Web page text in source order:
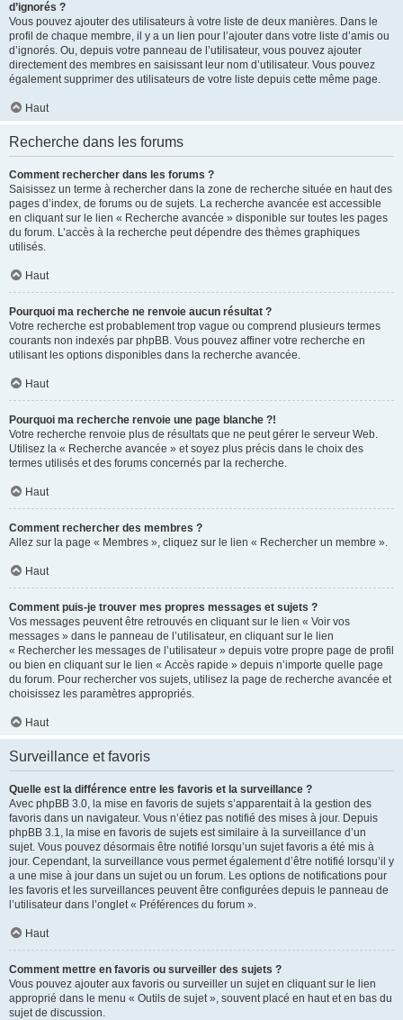
d’ignorés ?
Vous pouvez ajouter des utilisateurs à votre liste de deux manières. Dans le
profil de chaque membre, il y a un lien pour l’ajouter dans votre liste d’amis ou
d’ignorés. Ou, depuis votre panneau de l’utilisateur, vous pouvez ajouter
directement des membres en saisissant leur nom d’utilisateur. Vous pouvez
également supprimer des utilisateurs de votre liste depuis cette même page.
Haut
Recherche dans les forums
Comment rechercher dans les forums ?
Saisissez un terme à rechercher dans la zone de recherche située en haut des
pages d’index, de forums ou de sujets. La recherche avancée est accessible
en cliquant sur le lien « Recherche avancée » disponible sur toutes les pages
du forum. L’accès à la recherche peut dépendre des thèmes graphiques
utilisés.
Haut
Pourquoi ma recherche ne renvoie aucun résultat ?
Votre recherche est probablement trop vague ou comprend plusieurs termes
courants non indexés par phpBB. Vous pouvez affiner votre recherche en
utilisant les options disponibles dans la recherche avancée.
Haut
Pourquoi ma recherche renvoie une page blanche ?!
Votre recherche renvoie plus de résultats que ne peut gérer le serveur Web.
Utilisez la « Recherche avancée » et soyez plus précis dans le choix des
termes utilisés et des forums concernés par la recherche.
Haut
Comment rechercher des membres ?
Allez sur la page « Membres », cliquez sur le lien « Rechercher un membre ».
Haut
Comment puis-je trouver mes propres messages et sujets ?
Vos messages peuvent être retrouvés en cliquant sur le lien « Voir vos
messages » dans le panneau de l’utilisateur, en cliquant sur le lien
« Rechercher les messages de l’utilisateur » depuis votre propre page de profil
ou bien en cliquant sur le lien « Accès rapide » depuis n’importe quelle page
du forum. Pour rechercher vos sujets, utilisez la page de recherche avancée et
choisissez les paramètres appropriés.
Haut
Surveillance et favoris
Quelle est la différence entre les favoris et la surveillance ?
Avec phpBB 3.0, la mise en favoris de sujets s’apparentait à la gestion des
favoris dans un navigateur. Vous n’étiez pas notifié des mises à jour. Depuis
phpBB 3.1, la mise en favoris de sujets est similaire à la surveillance d’un
sujet. Vous pouvez désormais être notifié lorsqu’un sujet favoris a été mis à
jour. Cependant, la surveillance vous permet également d’être notifié lorsqu’il y
a une mise à jour dans un sujet ou un forum. Les options de notifications pour
les favoris et les surveillances peuvent être configurées depuis le panneau de
l’utilisateur dans l’onglet « Préférences du forum ».
Haut
Comment mettre en favoris ou surveiller des sujets ?
Vous pouvez ajouter aux favoris ou surveiller un sujet en cliquant sur le lien
approprié dans le menu « Outils de sujet », souvent placé en haut et en bas du
sujet de discussion.